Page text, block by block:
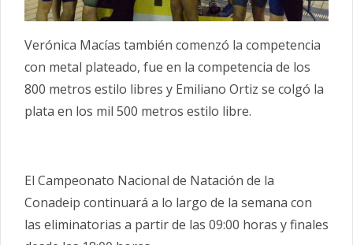
Verónica Macías también comenzó la competencia
con metal plateado, fue en la competencia de los
800 metros estilo libres y Emiliano Ortiz se colgó la
plata en los mil 500 metros estilo libre.
El Campeonato Nacional de Natación de la
Conadeip continuará a lo largo de la semana con
las eliminatorias a partir de las 09:00 horas y finales